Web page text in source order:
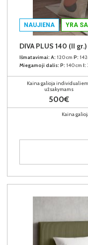
NAUJIENA YRA
DIVA PLUS 140 (II
Išmatavimai: A: 120cm P:
Miegamoji dalis: P: 140cm I:
Kaina galioja
užsakymams
500€
Kaina